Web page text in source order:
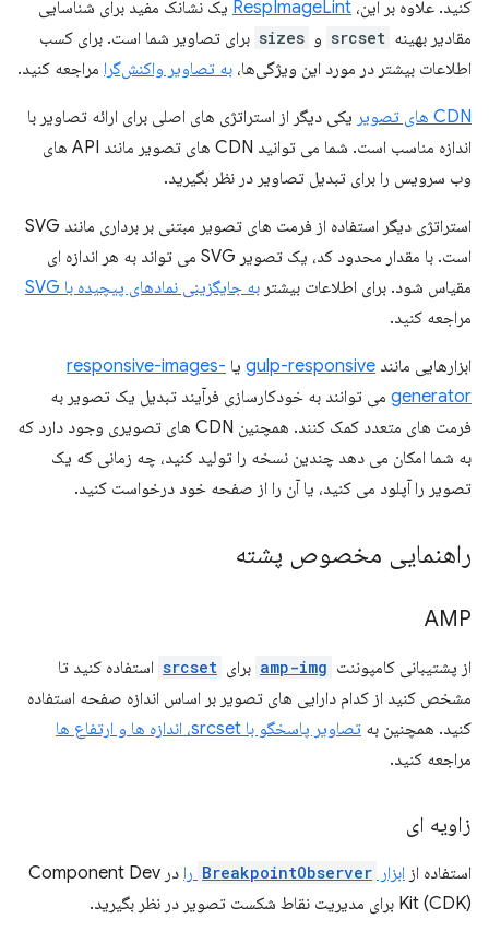
کنید. علاوه بر این، RespImageLint یک نشانک مفید برای شناسایی
مقادیر بهینه srcset و sizes برای تصاویر شما است. برای کسب
اطلاعات بیشتر در مورد این ویژگی‌ها، به تصاویر واکنش‌گرا مراجعه کنید.
CDN های تصویر
یکی دیگر از استراتژی های اصلی برای ارائه تصاویر با
اندازه مناسب است. شما می توانید CDN های تصویر مانند API های
وب سرویس را برای تبدیل تصاویر در نظر بگیرید.
استراتژی دیگر استفاده از فرمت های تصویر مبتنی بر برداری مانند SVG
است. با مقدار محدود کد، یک تصویر SVG می تواند به هر اندازه ای
مقیاس شود. برای اطلاعات بیشتر به جایگزینی نمادهای پیچیده با SVG
مراجعه کنید.
ابزارهایی مانند gulp-responsive یا responsive-images-
generator می توانند به خودکارسازی فرآیند تبدیل یک تصویر به
فرمت های متعدد کمک کنند. همچنین CDN های تصویری وجود دارد که
به شما امکان می دهد چندین نسخه را تولید کنید، چه زمانی که یک
تصویر را آپلود می کنید، یا آن را از صفحه خود درخواست کنید.
راهنمایی مخصوص پشته
AMP
از پشتیبانی کامپوننت amp-img برای srcset استفاده کنید تا
مشخص کنید از کدام دارایی های تصویر بر اساس اندازه صفحه استفاده
کنید. همچنین به تصاویر پاسخگو با srcset، اندازه ها و ارتفاع ها
مراجعه کنید.
زاویه ای
استفاده از ابزار BreakpointObserver را
در Component Dev
Kit (CDK) برای مدیریت نقاط شکست تصویر در نظر بگیرید.